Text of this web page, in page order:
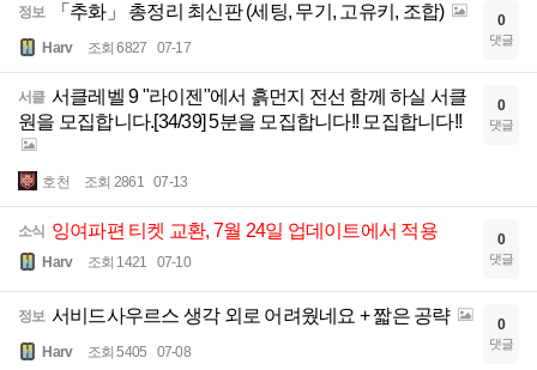
정보 「추화」 총정리 최신판 (세팅, 무기, 고유키, 조합)
Harv 조회 6827 07-17
0
댓글
서클 서클레벨 9 "라이젠"에서 흙먼지 전선 함께 하실 서클
원을 모집합니다.[34/39] 5분을 모집합니다!! 모집합니다!!
호천 조회 2861 07-13
0
댓글
소식 잉여파편 티켓 교환, 7월 24일 업데이트에서 적용
Harv 조회 1421 07-10
0
댓글
정보 서비드사우르스 생각 외로 어려웠네요 + 짧은 공략
Harv 조회 5405 07-08
0
댓글